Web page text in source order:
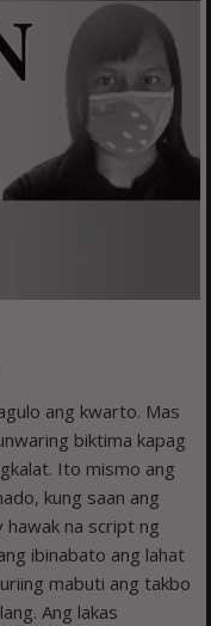
ang kwarto. Mas
biktima kapag
Ito mismo ang
kung saan ang
hawak na script ng
ibinabato ang lahat
mabuti ang takbo
Ang lakas